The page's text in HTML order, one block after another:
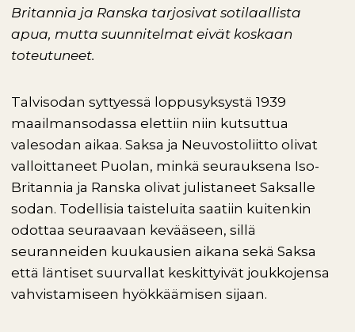
Britannia ja Ranska tarjosivat sotilaallista
apua, mutta suunnitelmat eivät koskaan
toteutuneet.
Talvisodan syttyessä loppusyksystä 1939
maailmansodassa elettiin niin kutsuttua
valesodan aikaa. Saksa ja Neuvostoliitto olivat
valloittaneet Puolan, minkä seurauksena Iso-
Britannia ja Ranska olivat julistaneet Saksalle
sodan. Todellisia taisteluita saatiin kuitenkin
odottaa seuraavaan kevääseen, sillä
seuranneiden kuukausien aikana sekä Saksa
että läntiset suurvallat keskittyivät joukkojensa
vahvistamiseen hyökkäämisen sijaan.